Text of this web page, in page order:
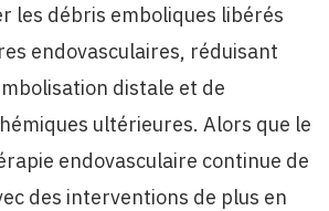
les débris emboliques libérés
endovasculaires, réduisant
distale et de
ultérieures. Alors que le
endovasculaire continue de
des interventions de plus en